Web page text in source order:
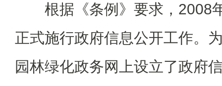
根据《条例》要求，2008
正式施行政府信息公开工作。
园林绿化政务网上设立了政府